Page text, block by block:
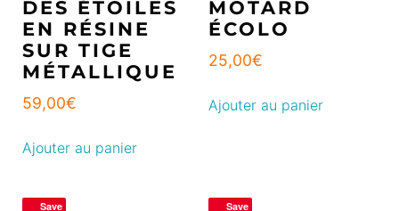
DES ÉTOILES
EN RÉSINE
SUR TIGE
MÉTALLIQUE
59,00€
Ajouter au panier
MOTARD
ÉCOLO
25,00€
Ajouter au panier
Save Save